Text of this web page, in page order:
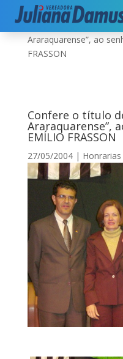
Início|Honrarias|
Araraquarense”, ao
FRASSON
Confere o título
Araraquarense”,
EMÍLIO FRASSON
27/05/2004| Honrarias